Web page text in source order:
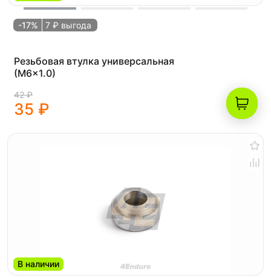
-17% 7 ₽ выгода
Резьбовая втулка универсальная
(M6x1.0)
42 ₽
35 ₽
В наличии